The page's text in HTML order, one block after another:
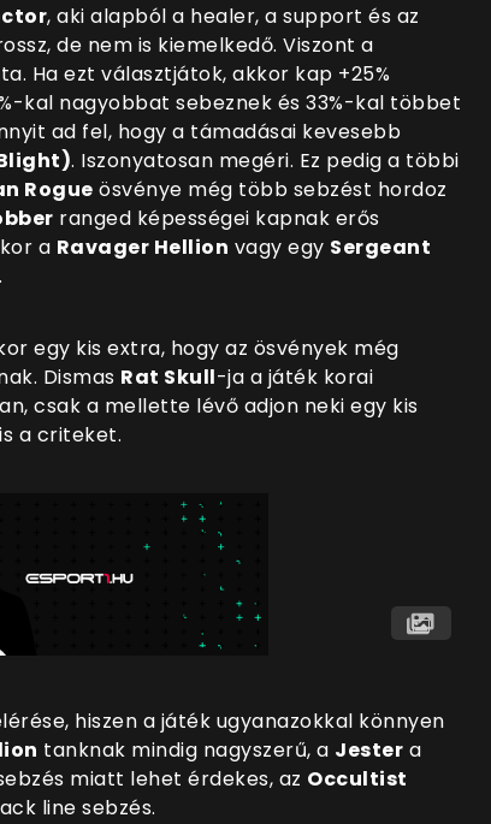
, aki alapból a healer, a support és az
de nem is kiemelkedő. Viszont a
Ha ezt választjátok, akkor kap +25%
kal nagyobbat sebeznek és 33%-kal többet
ad fel, hogy a támadásai kevesebb
. Iszonyatosan megéri. Ez pedig a többi
Rogue ösvénye még több sebzést hordoz
ranged képességei kapnak erős
a Ravager Hellion vagy egy Sergeant
egy kis extra, hogy az ösvények még
Dismas Rat Skull-ja a játék korai
csak a mellette lévő adjon neki egy kis
a criteket.
hiszen a játék ugyanazokkal könnyen
tanknak mindig nagyszerű, a Jester a
miatt lehet érdekes, az Occultist
line sebzés.